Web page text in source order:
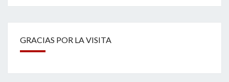
GRACIAS POR LA VISITA